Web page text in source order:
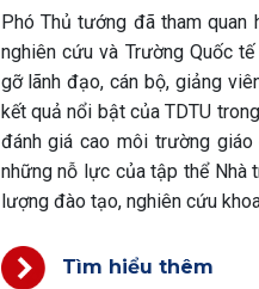
Phó Thủ tướng đã tham
nghiên cứu và Trường Quốc
gỡ lãnh đạo, cán bộ, giảng
kết quả nổi bật của TDTU
đánh giá cao môi trường
những nỗ lực của tập thể Nhà
lượng đào tạo, nghiên cứu
Tìm hiểu thêm